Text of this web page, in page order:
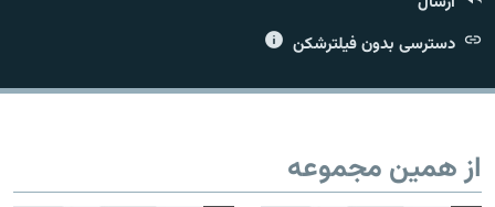
دسترسی بدون فیلترشکن
از همین مجموعه